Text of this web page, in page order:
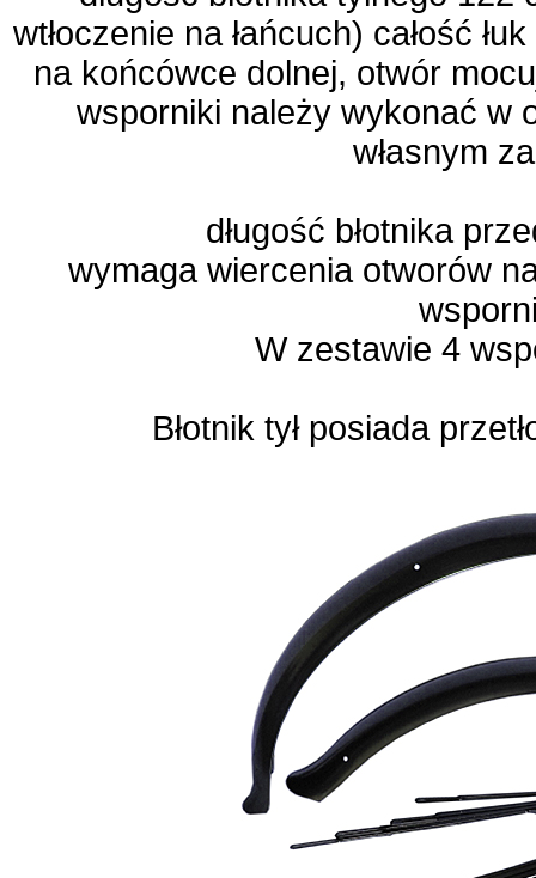
wtłoczenie na łańcuch) całość
na końcówce dolnej, otwór
wsporniki należy wykonać w
własnym
długość błotnika
wymaga wiercenia otworów
W zestawie 4
Błotnik tył posiada